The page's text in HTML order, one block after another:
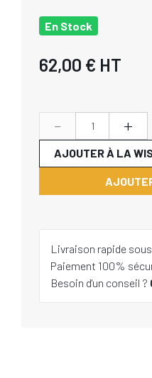
En Stock
62,00 € HT
- +
AJOUTER À LA
Livraison rapide
Paiement 100%
Besoin d'un conseil ?